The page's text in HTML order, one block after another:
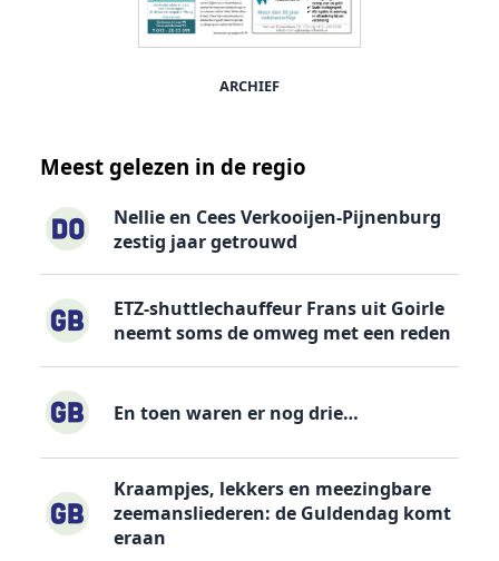
ARCHIEF
Meest gelezen in de regio
Nellie en Cees Verkooijen-Pijnenburg
zestig jaar getrouwd
ETZ-shuttlechauffeur Frans uit Goirle
neemt soms de omweg met een reden
En toen waren er nog drie…
Kraampjes, lekkers en meezingbare
zeemansliederen: de Guldendag komt
eraan